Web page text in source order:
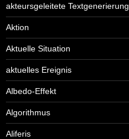
akteursgeleitete Textgenerierung
Aktion
Aktuelle Situation
aktuelles Ereignis
Albedo-Effekt
Algorithmus
Aliferis